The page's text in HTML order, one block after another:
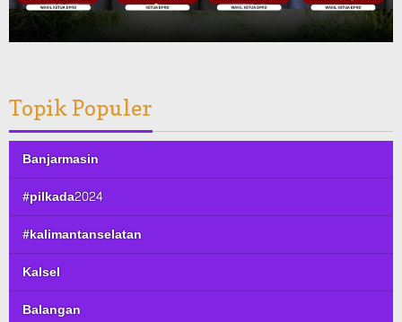
Topik Populer
Banjarmasin
#pilkada2024
#kalimantanselatan
Kalsel
Balangan